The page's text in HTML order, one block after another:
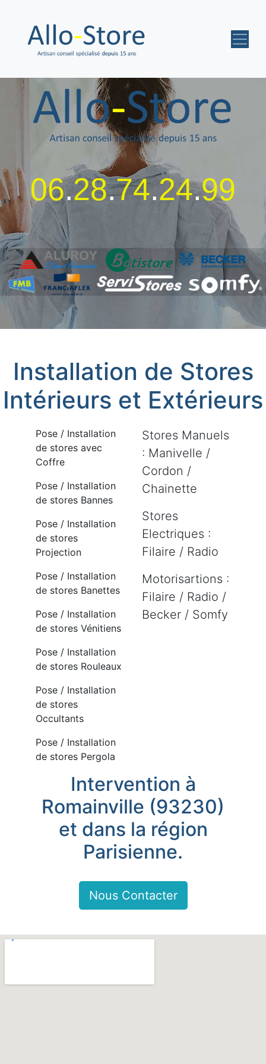
06.28.74.24.99
Installation de Stores
Intérieurs et Extérieurs
Pose / Installation
de stores avec
Coffre
Pose / Installation
de stores Bannes
Pose / Installation
de stores
Projection
Pose / Installation
de stores Banettes
Pose / Installation
de stores Vénitiens
Pose / Installation
de stores Rouleaux
Pose / Installation
de stores
Occultants
Pose / Installation
de stores Pergola
Stores Manuels
: Manivelle /
Cordon /
Chainette
Stores
Electriques :
Filaire / Radio
Motorisartions :
Filaire / Radio /
Becker / Somfy
Intervention à
Romainville (93230)
et dans la région
Parisienne.
Nous Contacter